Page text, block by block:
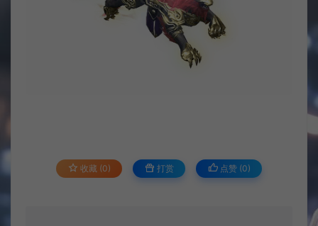
收藏 (0) 打赏 点赞 (0)